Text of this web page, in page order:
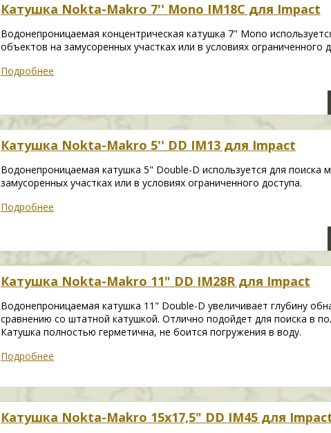
Катушка Nokta-Makro 7'' Mono IM18C для Impact
Водонепроницаемая концентрическая катушка 7" Mono
объектов на замусоренных участках или в условиях ограниченного
Подробнее
Катушка Nokta-Makro 5'' DD IM13 для Impact
Водонепроницаемая катушка 5" Double-D используется для поиска
замусоренных участках или в условиях ограниченного доступа.
Подробнее
Катушка Nokta-Makro 11" DD IM28R для Impact
Водонепроницаемая катушка 11" Double-D увеличивает глубину
сравнению со штатной катушкой. Отлично подойдет для поиска в
Катушка полностью герметична, не боится погружения в воду.
Подробнее
Катушка Nokta-Makro 15x17,5" DD IM45 для